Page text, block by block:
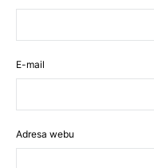
E-mail
Adresa webu